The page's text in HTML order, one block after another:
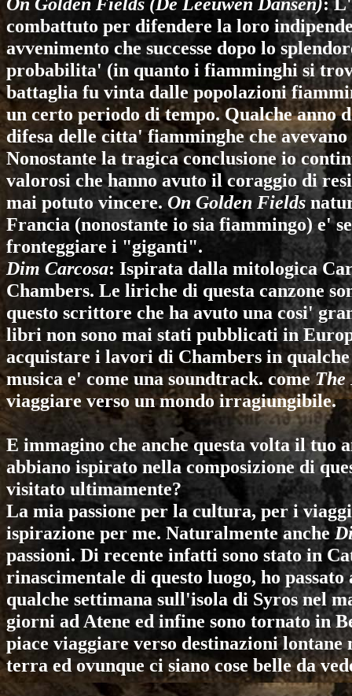
combattuto per difendere la loro
avvenimento che successe dopo lo
probabilita' (in quanto i fiamminghi si
battaglia fu vinta dalle popolazioni
un certo periodo di tempo. Qualche
difesa delle citta' fiamminghe che
Nonostante la tragica conclusione io
valorosi che hanno avuto il coraggio di
mai potuto vincere. On Golden Fields
Francia (nonostante io sia fiammingo) e'
fronteggiare i "giganti".
Dim Carcosa: Ispirata dalla mitologica
Chambers. Le liriche di questa canzone
questo scrittore che ha avuto una cosi'
libri non sono mai stati pubblicati in
acquistare i lavori di Chambers in
musica e' come una soundtrack. comeThe
viaggiare verso un mondo irragiungibile.
E immagino che anche questa volta il tuo
abbiano ispirato nella composizione di
visitato ultimamente?
La mia passione per la cultura, per i
ispirazione per me. Naturalmente anche
passioni. Di recente infatti sono stato in
rinascimentale di questo luogo, ho
qualche settimana sull'isola di Syros nel
giorni ad Atene ed infine sono tornato in
piace viaggiare verso destinazioni
terra ed ovunque ci siano cose belle da